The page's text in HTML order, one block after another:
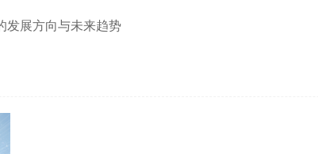
发展方向与未来趋势